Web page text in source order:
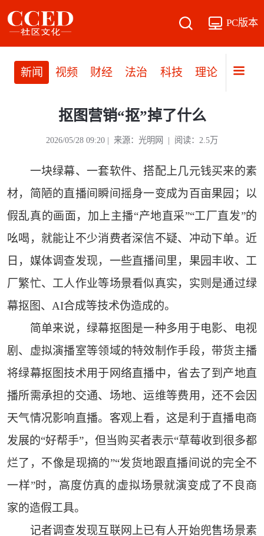
PC版本
新闻 视频 财经 法治 科技 理论 党建
抠图营销“抠”掉了什么
2026/05/28 09:20 | 来源：光明网 | 阅读：2.5万
一块绿幕、一套软件、搭配上几元钱买来的素
材，简陋的直播间瞬间摇身一变成为百亩果园；以
假乱真的画面，加上主播“产地直采”“工厂直发”的
吆喝，就能让不少消费者深信不疑、冲动下单。近
日，媒体调查发现，一些直播间里，果园丰收、工
厂繁忙、工人作业等场景看似真实，实则是通过绿
幕抠图、AI合成等技术伪造成的。
简单来说，绿幕抠图是一种多用于电影、电视
剧、虚拟演播室等领域的特效制作手段，带货主播
将绿幕抠图技术用于网络直播中，省去了到产地直
播所需承担的交通、场地、运维等费用，还不会因
天气情况影响直播。客观上看，这是利于直播电商
发展的“好帮手”，但当购买者表示“草莓收到很多都
烂了，不像是现摘的”“发货地跟直播间说的完全不
一样”时，高度仿真的虚拟场景就演变成了不良商
家的造假工具。
记者调查发现互联网上已有人开始兜售场景素